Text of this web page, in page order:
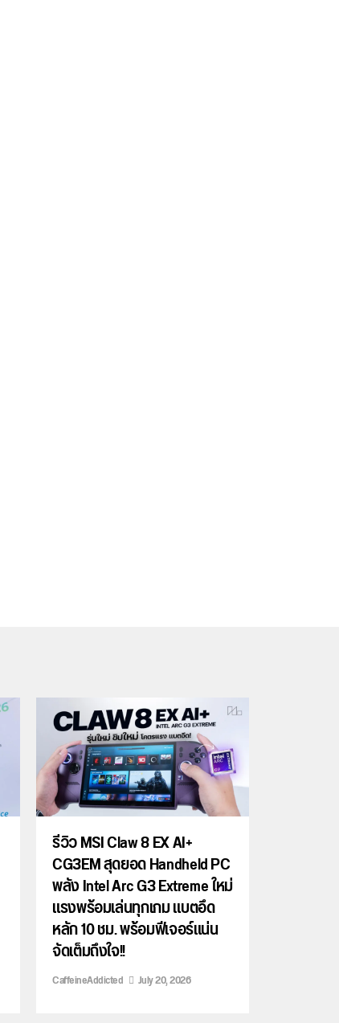
รีวิว MSI Claw 8 EX AI+
CG3EM สุดยอด Handheld PC
พลัง Intel Arc G3 Extreme ใหม่
แรงพร้อมเล่นทุกเกม แบตอึด
หลัก 10 ชม. พร้อมฟีเจอร์แน่น
จัดเต็มถึงใจ!!
CaffeineAddicted July 20, 2026